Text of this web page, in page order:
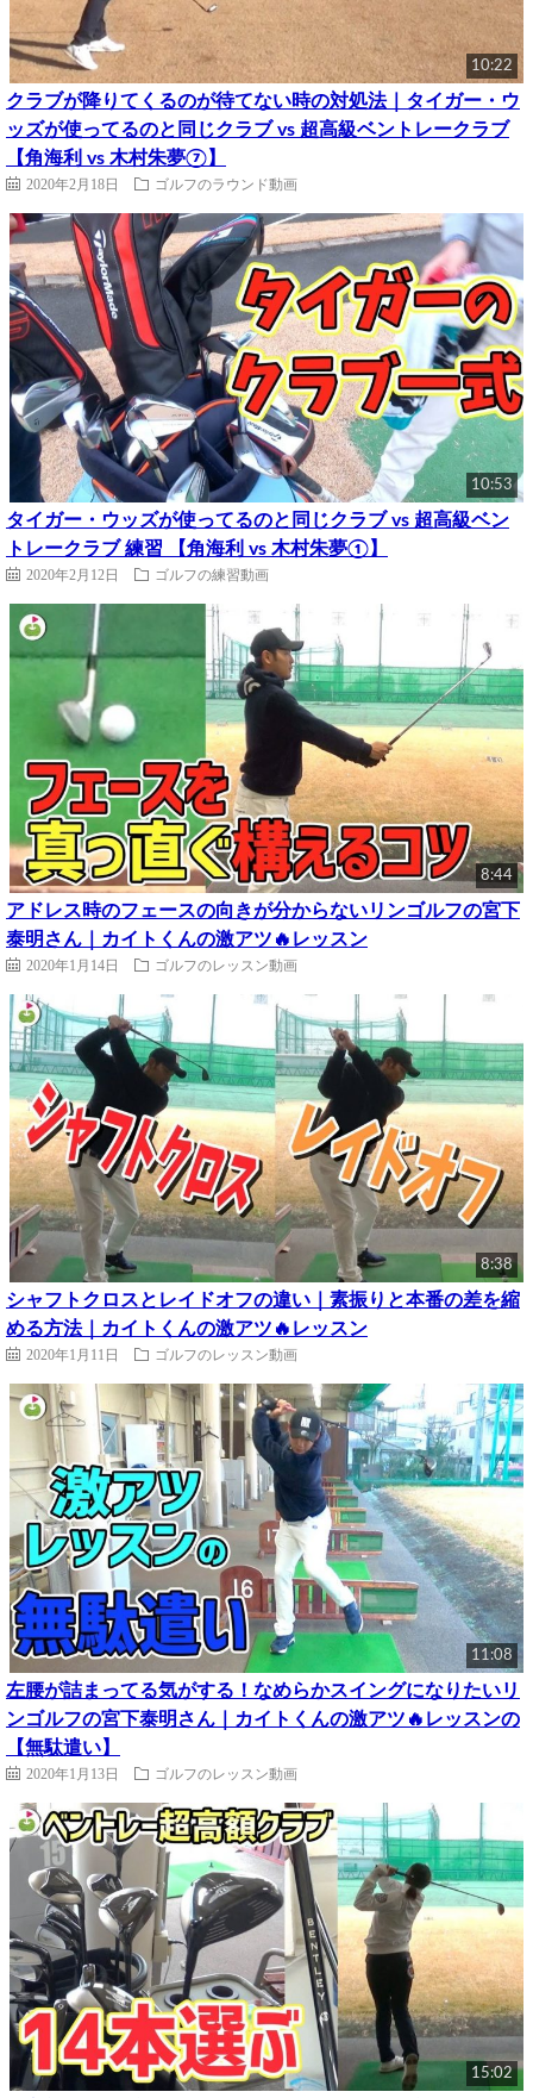
10:22
クラブが降りてくるのが待てない時の対処法｜タイガー・ウ
ッズが使ってるのと同じクラブ vs 超高級ベントレークラブ
【角海利 vs 木村朱夢⑦】
2020年2月18日 ゴルフのラウンド動画
10:53
タイガー・ウッズが使ってるのと同じクラブ vs 超高級ベン
トレークラブ 練習 【角海利 vs 木村朱夢①】
2020年2月12日 ゴルフの練習動画
8:44
アドレス時のフェースの向きが分からないリンゴルフの宮下
泰明さん｜カイトくんの激アツ🔥レッスン
2020年1月14日 ゴルフのレッスン動画
8:38
シャフトクロスとレイドオフの違い｜素振りと本番の差を縮
める方法｜カイトくんの激アツ🔥レッスン
2020年1月11日 ゴルフのレッスン動画
11:08
左腰が詰まってる気がする！なめらかスイングになりたいリ
ンゴルフの宮下泰明さん｜カイトくんの激アツ🔥レッスンの
【無駄遣い】
2020年1月13日 ゴルフのレッスン動画
15:02